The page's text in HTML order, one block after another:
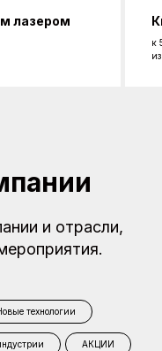
лазером
к
и отрасли,
технологии
АКЦИИ